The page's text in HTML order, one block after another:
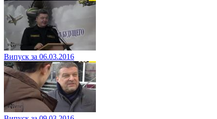
Випуск за 06.03.2016